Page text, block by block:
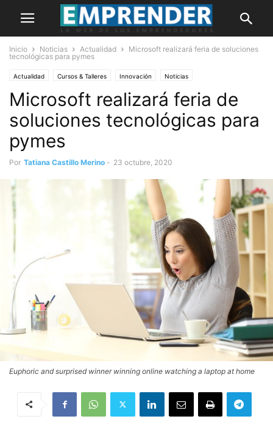
Inicio Noticias Actualidad
Microsoft realizará feria de soluciones
tecnológicas para pymes
Actualidad Cursos & Talleres Innovación Noticias
Microsoft realizará feria de
soluciones tecnológicas para
pymes
Por Tatiana Castillo Merino - 23 octubre, 2020
Euphoric and surprised winner winning online watching a laptop at home